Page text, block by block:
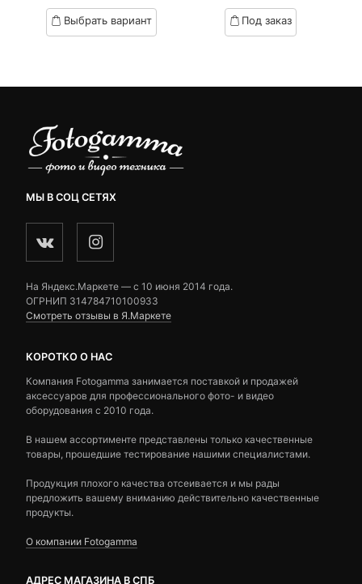
based
on
цена
составляла
цена:
9,390 ₽.
Выбрать вариант
based
onПод заказ
МЫ В СОЦ СЕТЯХ
На Яндекс.Маркете — c 10 июня 2014 года.
ОГРНИП 314784710100933
Смотреть отзывы в Я.Маркете
КОРОТКО О НАС
Компания Fotogamma занимается поставкой и продажей
аксессуаров для профессионального фото- и видео
оборудования с 2010 года.
В нашем ассортименте представлены только качественные
товары, прошедшие тестирование нашими специалистами.
Продукция плохого качества отсеивается и мы рады
предложить вашему вниманию действительно качественные
продукты.
О компании Fotogamma
АДРЕС МАГАЗИНА В СПБ